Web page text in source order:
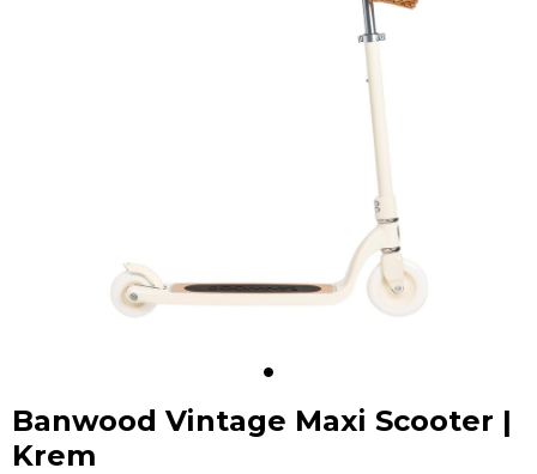
Banwood Vintage Maxi Scooter |
Krem